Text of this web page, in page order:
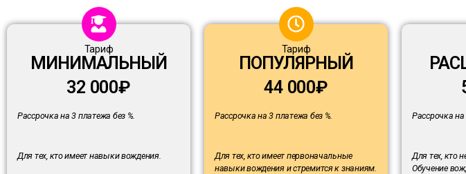
Тариф
МИНИМАЛЬНЫЙ
32 000₽
Рассрочка на 3 платежа без %.
Для тех, кто имеет навыки вождения.
Тариф
ПОПУЛЯРНЫЙ
44 000₽
Рассрочка на 3 платежа без %.
Для тех, кто имеет первоначальные
навыки вождения и стремится к знаниям.
Рассрочка на
Для тех, кто
Обучение